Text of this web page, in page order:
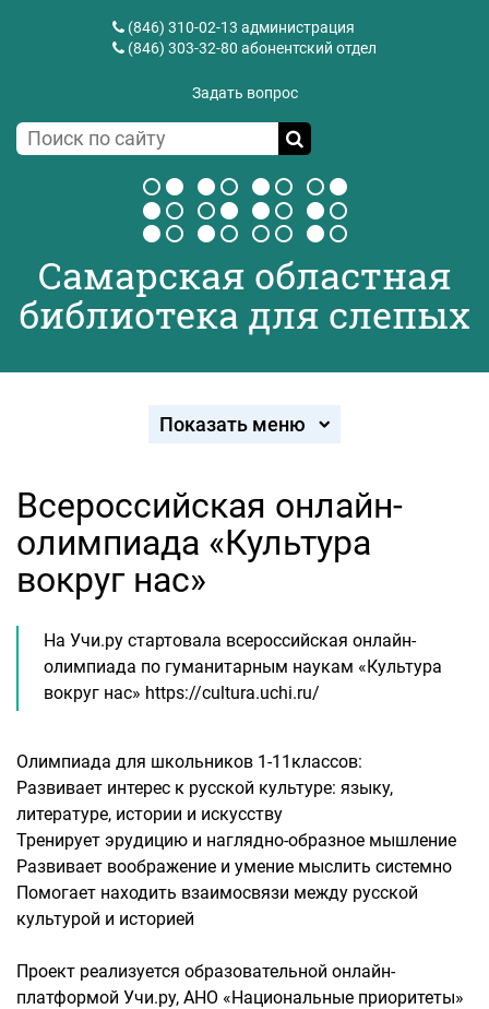
(846) 310-02-13 администрация
(846) 303-32-80 абонентский отдел
Задать вопрос
Самарская областная
библиотека для слепых
Показать меню
Всероссийская онлайн-
олимпиада «Культура
вокруг нас»
На Учи.ру стартовала всероссийская онлайн-
олимпиада по гуманитарным наукам «Культура
вокруг нас» https://cultura.uchi.ru/
Олимпиада для школьников 1-11классов:
Развивает интерес к русской культуре: языку,
литературе, истории и искусству
Тренирует эрудицию и наглядно-образное мышление
Развивает воображение и умение мыслить системно
Помогает находить взаимосвязи между русской
культурой и историей
Проект реализуется образовательной онлайн-
платформой Учи.ру, АНО «Национальные приоритеты»